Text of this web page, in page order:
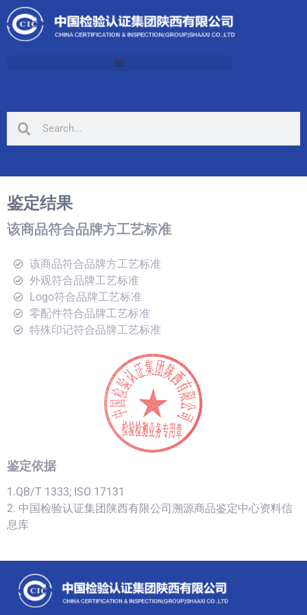
鉴定结果
该商品符合品牌方工艺标准
该商品符合品牌方工艺标准
外观符合品牌工艺标准
Logo符合品牌工艺标准
零配件符合品牌工艺标准
特殊印记符合品牌工艺标准
鉴定依据
1.QB/T 1333; ISO 17131
2. 中国检验认证集团陕西有限公司溯源商品鉴定中心资料信
息库